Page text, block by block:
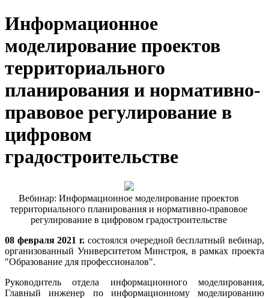
Информационное
моделирование проектов
территориального
планирования и нормативно-
правовое регулирование в
цифровом
градостроительстве
Вебинар: Информационное моделирование проектов
территориального планирования и нормативно-правовое
регулирование в цифровом градостроительстве
08 февраля 2021 г. состоялся очередной бесплатный вебинар,
организованный Университетом Минстроя, в рамках проекта
"Образование для профессионалов".
Руководитель отдела информационного моделирования,
Главный инженер по информационному моделированию